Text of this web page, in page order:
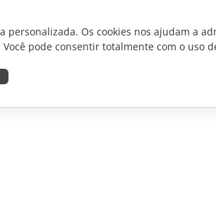
personalizada. Os cookies nos ajudam a
pode consentir totalmente com o uso